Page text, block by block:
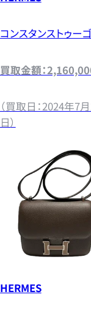
コンスタンストゥー
買取金額：
（買取日：2024年7
日）
HERMES